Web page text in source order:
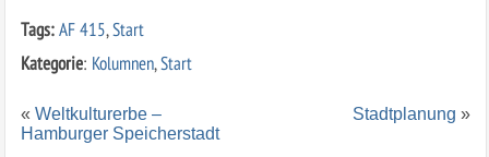
Tags:AF 415,Start
Kategorie: Kolumnen,Start
« Weltkulturerbe –
Hamburger Speicherstadt
Stadtplanung »